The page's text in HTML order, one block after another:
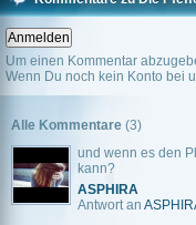
Um einen Kommentar
Wenn Du noch kein Konto bei
Alle Kommentare (3)
und wenn es den
kann?
ASPHIRA
Antwort an